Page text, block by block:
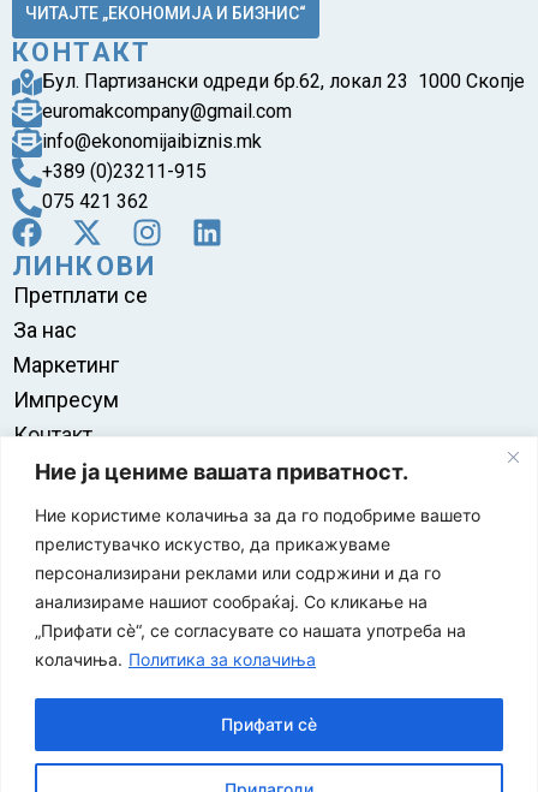
Ние ја цениме вашата приватност.
Ние користиме колачиња за да го подобриме вашето
прелистувачко искуство, да прикажуваме
персонализирани реклами или содржини и да го
анализираме нашиот сообраќај. Со кликање на
„Прифати сè“, се согласувате со нашата употреба на
колачиња. Политика за колачиња
Прифати сè
ЧИТАЈТЕ „ЕКОНОМИЈА И БИЗНИС“
КОНТАКТ
Бул. Партизански одреди бр.62, локал 23 1000 Скопје
euromakcompany@gmail.com
info@ekonomijaibiznis.mk
+389 (0)23211-915
075 421 362
ЛИНКОВИ
Претплати се
За нас
Маркетинг
Импресум
Контакт
Правила на користење